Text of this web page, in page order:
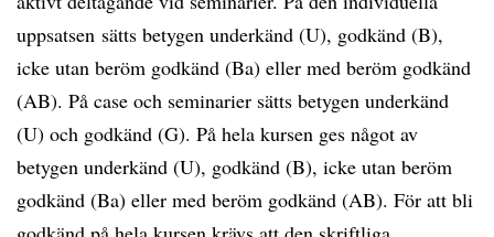
uppsatsen sätts betygen underkänd (U), godkänd (B),
icke utan beröm godkänd (Ba) eller med beröm godkänd
(AB). På case och seminarier sätts betygen underkänd
(U) och godkänd (G). På hela kursen ges något av
betygen underkänd (U), godkänd (B), icke utan beröm
godkänd (Ba) eller med beröm godkänd (AB). För att bli